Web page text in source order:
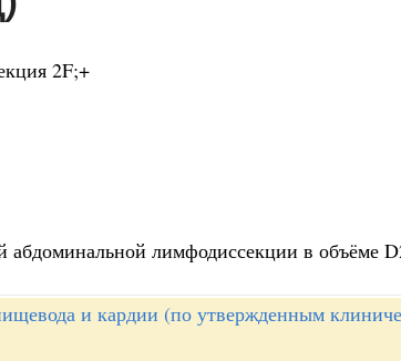
2F;+
абдоминальной лимфодиссекции в объёме
и кардии (по утвержденным